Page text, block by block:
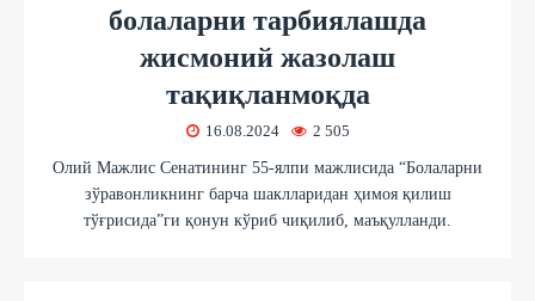
болаларни тарбиялашда
жисмоний жазолаш
тақиқланмоқда
16.08.2024 2 505
Олий Мажлис Сенатининг 55-ялпи мажлисида “Болаларни
зўравонликнинг барча шаклларидан ҳимоя қилиш
тўғрисида”ги қонун кўриб чиқилиб, маъқулланди.